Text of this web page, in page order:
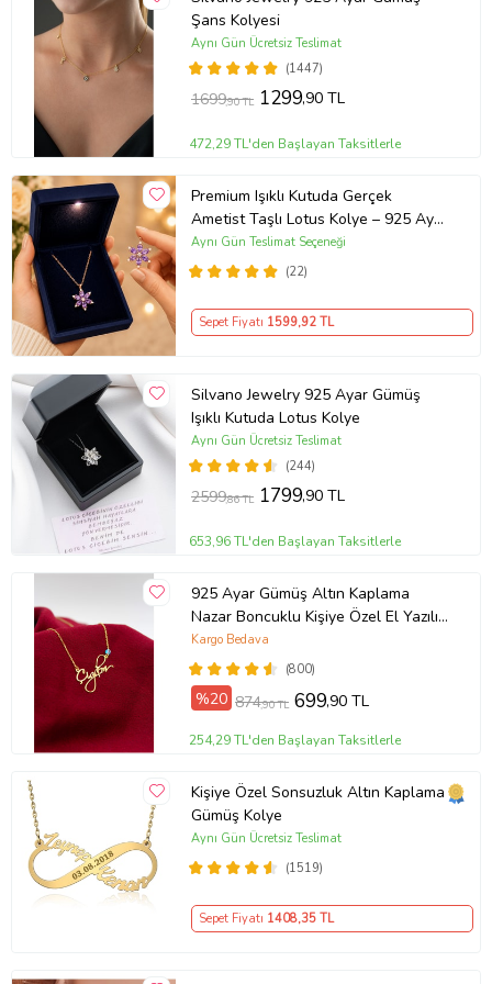
Şans Kolyesi
(1447)
Aynı Gün Ücretsiz Teslimat
1699,90 TL 1299,90 TL
472,29 TL'den Başlayan Taksitlerle
Premium Işıklı Kutuda Gerçek
Ametist Taşlı Lotus Kolye – 925 Ayar
Gümüş Kadın Kolye
(22)
Aynı Gün Teslimat Seçeneği
Sepet Fiyatı 1599,92 TL
Silvano Jewelry 925 Ayar Gümüş
Işıklı Kutuda Lotus Kolye
(244)
Aynı Gün Ücretsiz Teslimat
2599,86 TL 1799,90 TL
653,96 TL'den Başlayan Taksitlerle
925 Ayar Gümüş Altın Kaplama
Nazar Boncuklu Kişiye Özel El Yazılı
Kolye (Sarı)
(800)
Kargo Bedava
%20 874,90 TL 699,90 TL
254,29 TL'den Başlayan Taksitlerle
Kişiye Özel Sonsuzluk Altın Kaplama
Gümüş Kolye
(1519)
Aynı Gün Ücretsiz Teslimat
Sepet Fiyatı 1408,35 TL